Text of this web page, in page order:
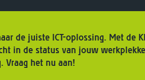
de juiste ICT-oplossing. Met de
in de status van jouw
Vraag het nu aan!